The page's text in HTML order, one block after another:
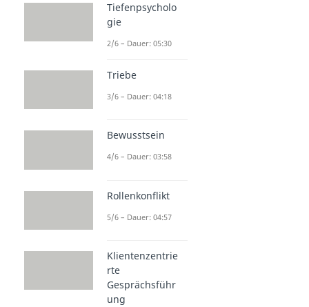
Tiefenpsycholo
gie
2/6 – Dauer: 05:30
Triebe
3/6 – Dauer: 04:18
Bewusstsein
4/6 – Dauer: 03:58
Rollenkonflikt
5/6 – Dauer: 04:57
Klientenzentrie
rte
Gesprächsführ
ung